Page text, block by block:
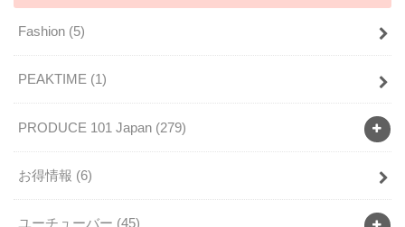
Fashion (5)
PEAKTIME (1)
PRODUCE 101 Japan (279)
お得情報 (6)
ユーチューバー (45)